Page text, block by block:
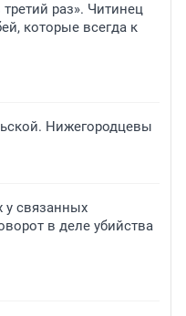
раз». Читинец
которые всегда к
Нижегородцевы
у связанных
в деле убийства